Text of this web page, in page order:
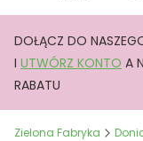
DOŁĄCZ DO
I UTWÓRZ KONTO A
RABATU
Zielona Fabryka